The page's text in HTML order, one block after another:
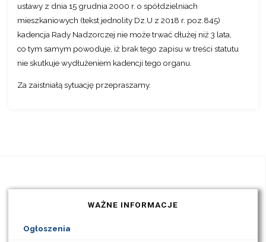
ustawy z dnia 15 grudnia 2000 r. o spółdzielniach
mieszkaniowych (tekst jednolity Dz.U z 2018 r. poz.845)
kadencja Rady Nadzorczej nie może trwać dłużej niż 3 lata,
co tym samym powoduje, iż brak tego zapisu w treści statutu
nie skutkuje wydłużeniem kadencji tego organu.
Za zaistniałą sytuację przepraszamy.
WAŻNE INFORMACJE
Ogłoszenia